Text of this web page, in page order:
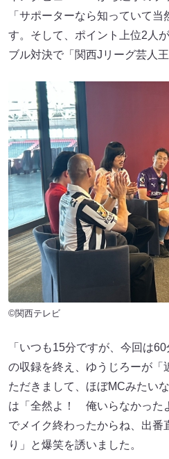
「サポーターなら知っていて
す。そして、ポイント上位2人
ブル対決で「関西Jリーグ芸人
©関西テレビ
「いつも15分ですが、今回は
の収録を終え、ゆうじろーが「
ただきまして、ほぼMCみたい
は「全然よ！ 俺いらなかった
でメイク終わったからね、出番
り」と爆笑を誘いました。